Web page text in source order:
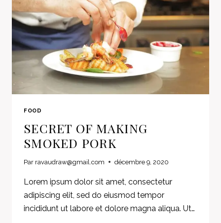
FOOD
SECRET OF MAKING
SMOKED PORK
Par ravaudraw@gmail.com décembre 9, 2020
Lorem ipsum dolor sit amet, consectetur
adipiscing elit, sed do eiusmod tempor
incididunt ut labore et dolore magna aliqua. Ut…